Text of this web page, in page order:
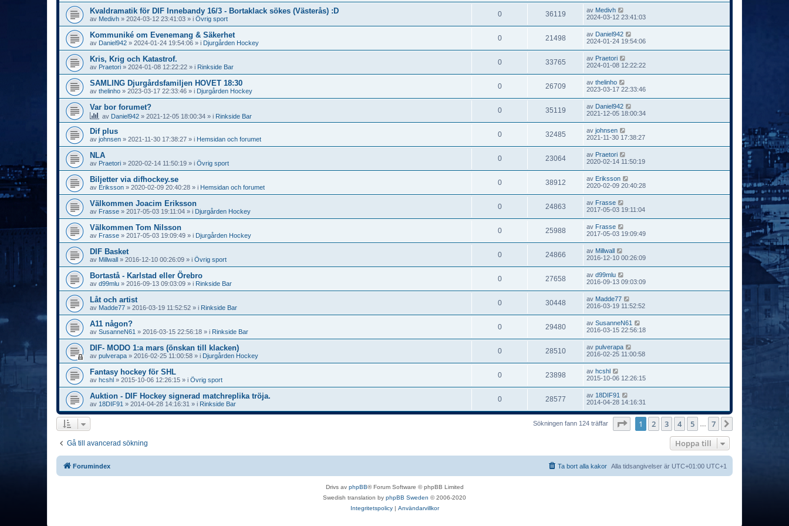
Kvaldramatik för DIF Innebandy 16/3 - Bortaklack sökes (Västerås) :D
av Medivh » 2024-03-12 23:41:03 » i Övrig sport
0 36119 av Medivh
2024-03-12 23:41:03
Kommuniké om Evenemang & Säkerhet
av Daniel942 » 2024-01-24 19:54:06 » i Djurgården Hockey
0 21498 av Daniel942
2024-01-24 19:54:06
Kris, Krig och Katastrof.
av Praetori » 2024-01-08 12:22:22 » i Rinkside Bar
0 33765 av Praetori
2024-01-08 12:22:22
SAMLING Djurgårdsfamiljen HOVET 18:30
av thelinho » 2023-03-17 22:33:46 » i Djurgården Hockey
0 26709 av thelinho
2023-03-17 22:33:46
Var bor forumet?
av Daniel942 » 2021-12-05 18:00:34 » i Rinkside Bar
0 35119 av Daniel942
2021-12-05 18:00:34
Dif plus
av johnsen » 2021-11-30 17:38:27 » i Hemsidan och forumet
0 32485 av johnsen
2021-11-30 17:38:27
NLA
av Praetori » 2020-02-14 11:50:19 » i Övrig sport
0 23064 av Praetori
2020-02-14 11:50:19
Biljetter via difhockey.se
av Eriksson » 2020-02-09 20:40:28 » i Hemsidan och forumet
0 38912 av Eriksson
2020-02-09 20:40:28
Välkommen Joacim Eriksson
av Frasse » 2017-05-03 19:11:04 » i Djurgården Hockey
0 24863 av Frasse
2017-05-03 19:11:04
Välkommen Tom Nilsson
av Frasse » 2017-05-03 19:09:49 » i Djurgården Hockey
0 25988 av Frasse
2017-05-03 19:09:49
DIF Basket
av Millwall » 2016-12-10 00:26:09 » i Övrig sport
0 24866 av Millwall
2016-12-10 00:26:09
Bortastå - Karlstad eller Örebro
av d99mlu » 2016-09-13 09:03:09 » i Rinkside Bar
0 27658 av d99mlu
2016-09-13 09:03:09
Låt och artist
av Madde77 » 2016-03-19 11:52:52 » i Rinkside Bar
0 30448 av Madde77
2016-03-19 11:52:52
A11 någon?
av SusanneN61 » 2016-03-15 22:56:18 » i Rinkside Bar
0 29480 av SusanneN61
2016-03-15 22:56:18
DIF- MODO 1:a mars (önskan till klacken)
av pulverapa » 2016-02-25 11:00:58 » i Djurgården Hockey
0 28510 av pulverapa
2016-02-25 11:00:58
Fantasy hockey för SHL
av hcshl » 2015-10-06 12:26:15 » i Övrig sport
0 23898 av hcshl
2015-10-06 12:26:15
Auktion - DIF Hockey signerad matchreplika tröja.
av 18DIF91 » 2014-04-28 14:16:31 » i Rinkside Bar
0 28577 av 18DIF91
2014-04-28 14:16:31
Sökningen fann 124 träffar Sida av 7
1 2 3 4 5 7
Gå till avancerad sökning Hoppa till
Forumindex Alla tidsangivelser är UTC+01:00 UTC+1
Ta bort alla kakor
Drivs av phpBB® Forum Software © phpBB Limited
Swedish translation by phpBB Sweden © 2006-2020
Integritetspolicy| Användarvillkor